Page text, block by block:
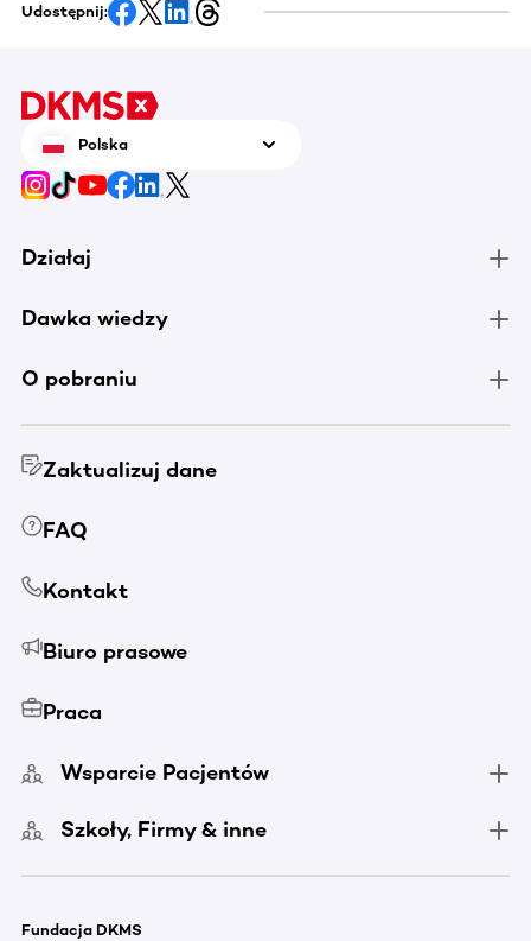
Udostępnij:
Polska
Działaj
Dawka wiedzy
O pobraniu
Zaktualizuj dane
FAQ
Kontakt
Biuro prasowe
Praca
Wsparcie Pacjentów
Szkoły, Firmy & inne
Fundacja DKMS